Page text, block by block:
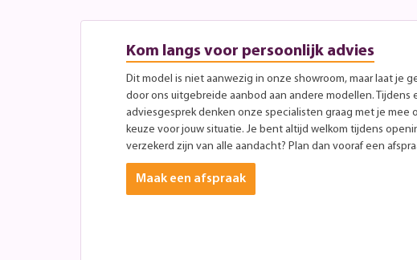
Kom langs voor persoonlijk advies
Dit model is niet aanwezig in onze showroom, maar laat je
door ons uitgebreide aanbod aan andere modellen. Tijdens
adviesgesprek denken onze specialisten graag met je mee
keuze voor jouw situatie. Je bent altijd welkom tijdens
verzekerd zijn van alle aandacht? Plan dan vooraf een
Maak een afspraak